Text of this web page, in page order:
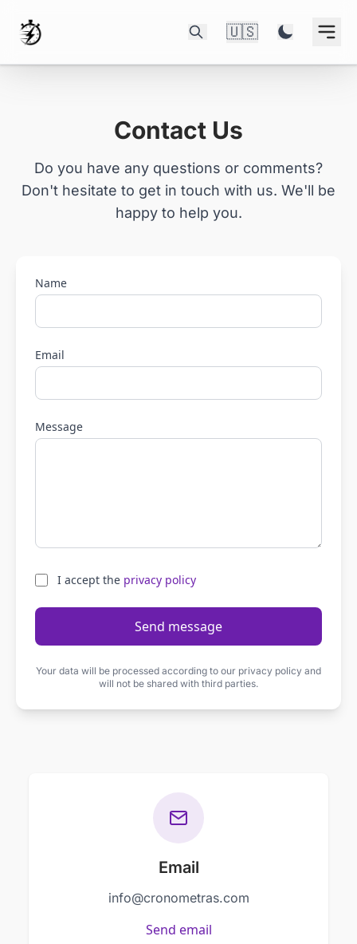
🇺🇸
Contact Us
Do you have any questions or comments?
Don't hesitate to get in touch with us. We'll be
happy to help you.
Name
Email
Message
I accept the privacy policy
Send message
Your data will be processed according to our privacy policy and
will not be shared with third parties.
Email
info@cronometras.com
Send email